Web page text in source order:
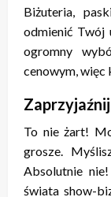
Biżuteria,
odmienić Twój
ogromny
cenowym, więc
To nie żart!
grosze.
Absolutnie
świata show-